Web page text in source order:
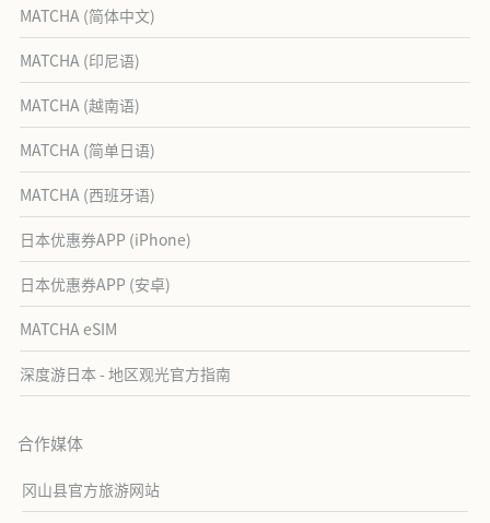
MATCHA (简体中文)
MATCHA (印尼语)
MATCHA (越南语)
MATCHA (简单日语)
MATCHA (西班牙语)
日本优惠券APP (iPhone)
日本优惠券APP (安卓)
MATCHA eSIM
深度游日本 - 地区观光官方指南
合作媒体
冈山县官方旅游网站